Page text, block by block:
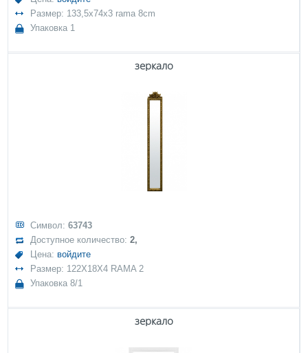
Размер: 133,5x74x3 rama 8cm
Упаковка 1
зеркало
Символ:63743
Доступное количество:2,
Цена: войдите
Размер: 122X18X4 RAMA 2
Упаковка 8/1
зеркало